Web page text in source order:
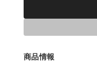
商品情報